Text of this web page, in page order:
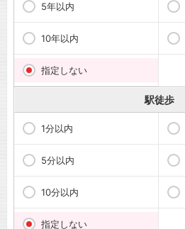
5年以内
10年以内
指定しない
駅徒歩
1分以内
5分以内
10分以内
指定しない